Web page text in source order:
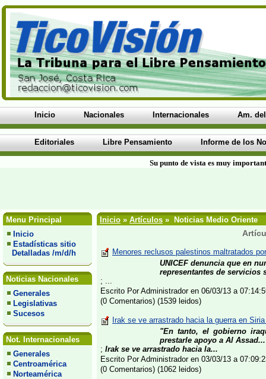
Inicio Nacionales Internacionales Am.
Editoriales Libre Pensamiento Informe de los
Su punto de vista es muy
Menu Principal
Inicio
Estadísticas sitio
Detalladas /m/d/h
Noticias Nacionales
Generales
Legislativas
Sucesos
Not. Internacionales
Generales
Centroamérica
Norteamérica
Inicio » Artículos » Noticias Medio Oriente
Menores reclusos palestinos maltratados
UNICEF denuncia que en
representantes de servicios
; ...
Escrito Por Administrador en 06/03/13 a
(0 Comentarios) (1539 leidos)
Irak se ve arrastrado hacia la guerra en
"En tanto, el gobierno
prestarle apoyo a Al
; Irak se ve arrastrado hacia la...
Escrito Por Administrador en 03/03/13 a
(0 Comentarios) (1062 leidos)